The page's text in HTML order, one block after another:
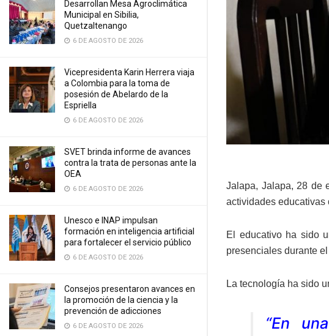
Desarrollan Mesa Agroclimática
Municipal en Sibilia,
Quetzaltenango
6 DE AGOSTO DE 2026
Vicepresidenta Karin Herrera viaja
a Colombia para la toma de
posesión de Abelardo de la
Espriella
6 DE AGOSTO DE 2026
SVET brinda informe de avances
contra la trata de personas ante la
OEA
6 DE AGOSTO DE 2026
Unesco e INAP impulsan
formación en inteligencia artificial
para fortalecer el servicio público
6 DE AGOSTO DE 2026
Consejos presentaron avances en
la promoción de la ciencia y la
prevención de adicciones
6 DE AGOSTO DE 2026
Jalapa, Jalapa, 28 de
actividades educativas
El educativo ha sido
presenciales durante
La tecnología ha sido
“En